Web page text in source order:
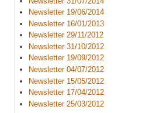
Newsletter 19/06/2014
Newsletter 16/01/2013
Newsletter 29/11/2012
Newsletter 31/10/2012
Newsletter 19/09/2012
Newsletter 04/07/2012
Newsletter 15/05/2012
Newsletter 17/04/2012
Newsletter 25/03/2012